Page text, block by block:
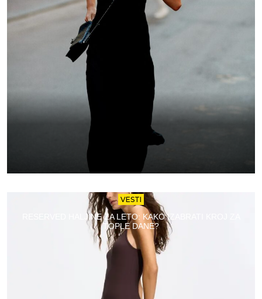
VESTI
RESERVED HALJINE ZA LETO: KAKO IZABRATI KROJ ZA
TOPLE DANE?